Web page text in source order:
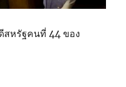
สหรัฐคนที่ 44 ของ